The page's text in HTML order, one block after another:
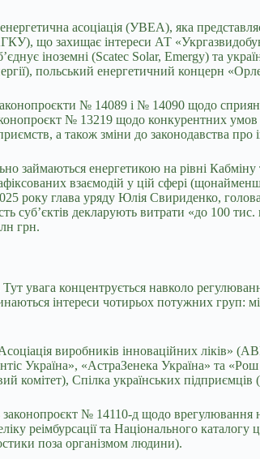
асоціація (УВЕА), яка
що захищає інтереси АТ
іноземні (Scatec Solar, Emergy) та
польський енергетичний концерн
№ 14089 і № 14090 щодо
№ 13219 щодо конкурентних
а також зміни до законодавства про
займаються енергетикою на рівні
взаємодій у цій сфері
року глава уряду Юлія Свириденко,
суб’єктів декларують витрати «до 100
грн.
увага концентрується навколо
інтереси чотирьох потужних груп:
виробників інноваційних ліків»
Україна», «АстраЗенека Україна» та
комітет), Спілка українських
№ 14110-д щодо врегулювання
реімбурсації та Національного
поза організмом людини).